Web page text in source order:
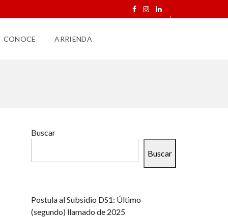
CONOCE ARRIENDA
Buscar
Buscar
Postula al Subsidio DS1: Último
(segundo) llamado de 2025